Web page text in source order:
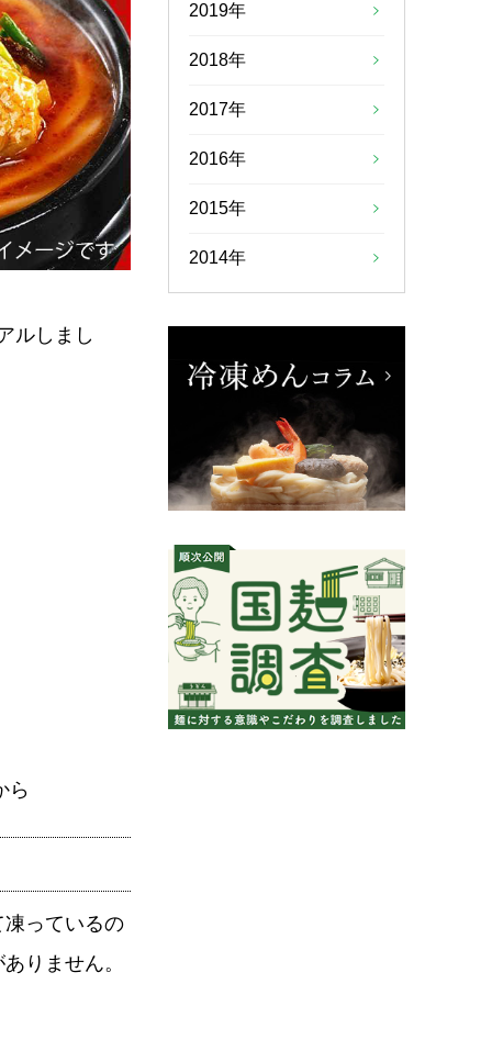
ルしまし
ら
っているの
りません。
2019年
2018年
2017年
2016年
2015年
2014年